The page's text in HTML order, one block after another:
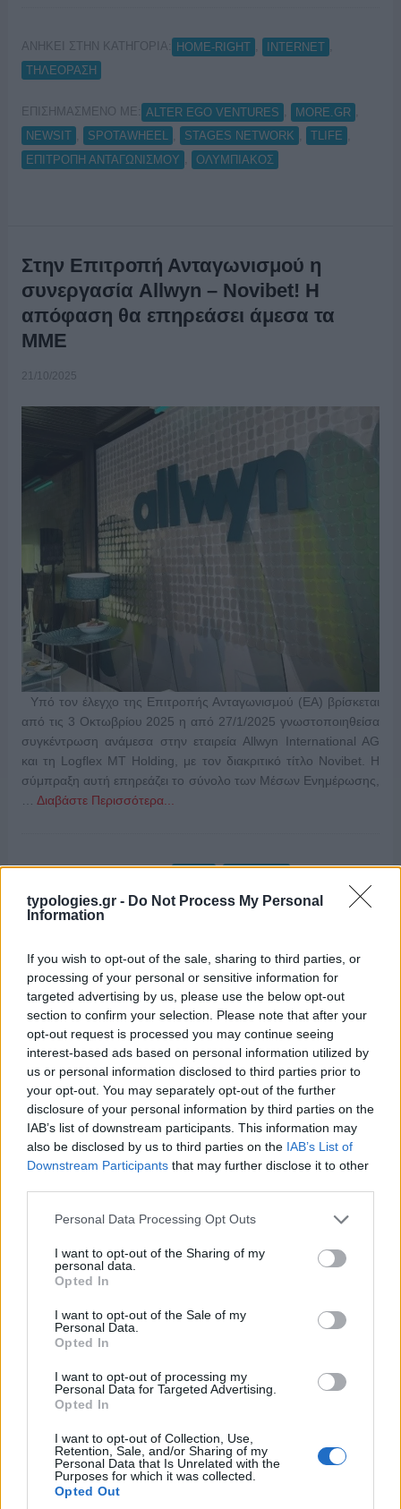
typologies.gr - Do Not Process My Personal
Information
If you wish to opt-out of the sale, sharing to third parties, or
processing of your personal or sensitive information for
targeted advertising by us, please use the below opt-out
section to confirm your selection. Please note that after your
opt-out request is processed you may continue seeing
interest-based ads based on personal information utilized by
us or personal information disclosed to third parties prior to
your opt-out. You may separately opt-out of the further
disclosure of your personal information by third parties on the
IAB’s list of downstream participants. This information may
also be disclosed by us to third parties on the IAB’s List of
Downstream Participants that may further disclose it to other
Please note that this website/app uses one or more Google
not limited to your visit or usage behaviour. You may click to
grant or deny consent to Google and its third-party tags to
use your data for below specified purposes in below Google
consent section.
Personal Data Processing Opt Outs
I want to opt-out of the Sharing of my
personal data.
Opted In
I want to opt-out of the Sale of my
Personal Data.
Opted In
I want to opt-out of processing my
Personal Data for Targeted Advertising.
Opted In
I want to opt-out of Collection, Use,
Retention, Sale, and/or Sharing of my
Personal Data that Is Unrelated with the
Purposes for which it was collected.
Opted Out
ΑΝΗΚΕΙ ΣΤΗΝ ΚΑΤΗΓΟΡΙΑ: HOME-RIGHT INTERNET
ΤΗΛΕΟΡΑΣΗ
ΕΠΙΣΗΜΑΣΜΕΝΟ ΜΕ: ALTER EGO VENTURES MORE.GR
NEWSIT
SPOTAWHEEL STAGES NETWORK TLIFE
ΕΠΙΤΡΟΠΗ ΑΝΤΑΓΩΝΙΣΜΟΥ
ΟΛΥΜΠΙΑΚΟΣ
Στην Επιτροπή Ανταγωνισμού η
συνεργασία Allwyn – Novibet! Η
απόφαση θα επηρεάσει άμεσα τα
ΜΜΕ
21/10/2025
Υπό τον έλεγχο της Επιτροπής Ανταγωνισμού (ΕΑ) βρίσκεται
από τις 3 Οκτωβρίου 2025 η από 27/1/2025 γνωστοποιηθείσα
συγκέντρωση ανάμεσα στην εταιρεία Allwyn International AG
και τη Logflex MT Holding, με τον διακριτικό τίτλο Novibet. Η
σύμπραξη αυτή επηρεάζει το σύνολο των Μέσων Ενημέρωσης,
Διαβάστε Περισσότερα...
ΑΝΗΚΕΙ ΣΤΗΝ ΚΑΤΗΓΟΡΙΑ: ,
,
ΕΦΗΜΕΡΙΔΕΣ , ΡΑΔΙΟΦΩΝΟ , ΤΗΛΕΟΡΑΣΗ
NOVIBET , ΕΠΙΤΡΟΠΗ ΑΝΤΑΓΩΝΙΣΜΟΥ
Η Επιτροπή Ανταγωνισμού απέρριψε
καταγγελία κατά της ΕΡΤ-Σύγκρουση
για την επιλογή των ταινιών
05/09/2025
Απορρίφθηκε ως αβάσιμη, από την Επιτροπή Ανταγωνισμού, η
που υποβλήθηκε το 2021 για «παράβαση των άρθρων 1 και 2
του νόμου Ν.3959/2011 για εναρμονισμένη πρακτική». Η AMA
FILMS και η ΕΡΤ συνεργάστηκαν από το 1993 μέχρι και το
2011. Η ΑΜΑ, …